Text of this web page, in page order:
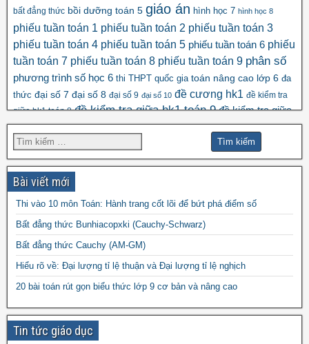
bất đẳng thức bồi dưỡng toán 5 giáo án hình học 7 hình học 8
phiếu tuần toán 1 phiếu tuần toán 2 phiếu tuần toán 3
phiếu tuần toán 4 phiếu tuần toán 5 phiếu tuần toán 6 phiếu
tuần toán 7 phiếu tuần toán 8 phiếu tuần toán 9 phân số
phương trình số học 6 thi THPT quốc gia toán nâng cao lớp 6 đa
thức đại số 7 đại số 8 đại số 9 đại số 10 đề cương hk1 đề kiểm tra
giữa hk1 toán 8 đề kiểm tra giữa hk1 toán 9 đề kiểm tra giữa
hk2 toán 9 đề kscl đề thi hk1 toán 6
đề thi hk1 toán 8 đề thi hk1 toán 9 đề thi hk2 toán
9 đề thi hsg toán 6
đề thi
hsg toán 8đề thi hsg toán 9 đề thi olympic
toán đề thi thử vào 10 đề thi toán chuyên
vào 10 môn toán năm 2022đề thi vào
10 môn toán năm 2023 đề thi vào 10 môn toán
năm 2024
Bài viết mới
Thi vào 10 môn Toán: Hành trang cốt lõi để bứt phá điểm số
Bất đẳng thức Bunhiacopxki (Cauchy-Schwarz)
Bất đẳng thức Cauchy (AM-GM)
Hiểu rõ về: Đại lượng tỉ lệ thuận và Đại lượng tỉ lệ nghịch
20 bài toán rút gọn biểu thức lớp 9 cơ bản và nâng cao
Tin tức giáo dục